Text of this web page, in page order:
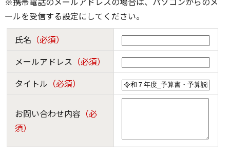
ールを受信する設定にしてください。
氏名 （必須）
メールアドレス （必須）
タイトル （必須）
お問い合わせ内容 （必
須）